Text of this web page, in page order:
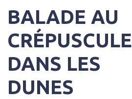
BALADE AU
CRÉPUSCULE
DANS LES
DUNES